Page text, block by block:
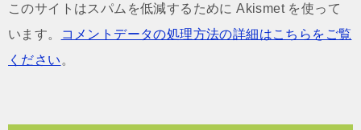
このサイトはスパムを低減するために Akismet を使って
います。
コメントデータの処理方法の詳細はこちらをご覧
ください 。